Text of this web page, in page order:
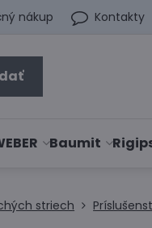
nákup Kontakty
Baumit
striech